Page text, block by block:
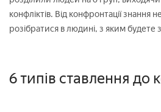
конфліктів. Від конфронтації
розібратися в людині, з яким будете
6 типів ставлення до